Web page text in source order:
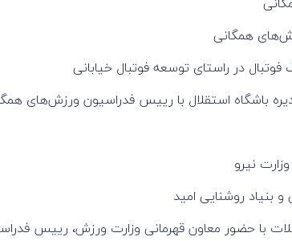
همگانی
در راستای توسعه فوتبال خیابانی
باشگاه استقلال با رییس فدراسیون ورزش‌های
نیرو
روشنایی امید
با حضور معاون قهرمانی وزارت ورزش، رییس